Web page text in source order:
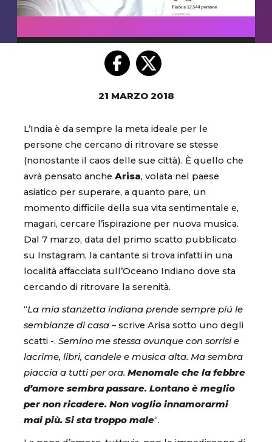
21 MARZO 2018
L’India è da sempre la meta ideale per le
persone che cercano di ritrovare se stesse
(nonostante il caos delle sue città). È quello che
avrà pensato anche Arisa, volata nel paese
asiatico per superare, a quanto pare, un
momento difficile della sua vita sentimentale e,
magari, cercare l’ispirazione per nuova musica.
Dal 7 marzo, data del primo scatto pubblicato
su Instagram, la cantante si trova infatti in una
località affacciata sull’Oceano Indiano dove sta
cercando di ritrovare la serenità.
“La mia stanzetta indiana prende sempre piú le
sembianze di casa – scrive Arisa sotto uno degli
scatti -. Semino me stessa ovunque con sorrisi e
lacrime, libri, candele e musica alta. Ma sembra
piaccia a tutti per ora. Menomale che la febbre
d’amore sembra passare. Lontano è meglio
per non ricadere. Non voglio innamorarmi
mai più. Si sta troppo male“.